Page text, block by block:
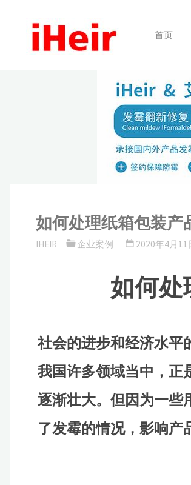
首页
如何处理纸箱包装产
IHEIR 企业案例 2020年4月11
如何
社会的进步和经济水平
我国许多领域当中，正
逐渐壮大。但因为一些
了发霉的情况，影响